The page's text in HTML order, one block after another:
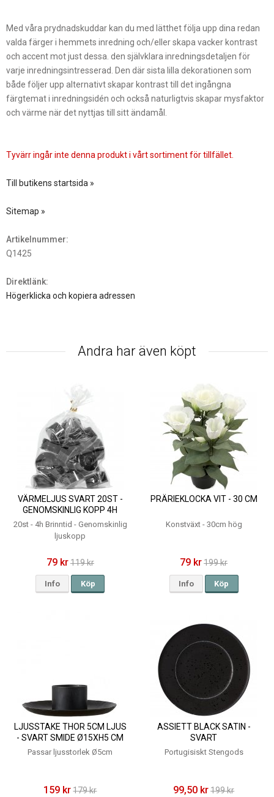
Med våra prydnadskuddar kan du med lätthet följa upp dina redan
valda färger i hemmets inredning och/eller skapa vacker kontrast
och accent mot just dessa. den självklara inredningsdetaljen för
varje inredningsintresserad. Den där sista lilla dekorationen som
både följer upp alternativt skapar kontrast till det ingångna
färgtemat i inredningsidén och också naturligtvis skapar mysfaktor
och värme när det nyttjas till sitt ändamål.
Tyvärr ingår inte denna produkt i vårt sortiment för tillfället.
Till butikens startsida »
Sitemap »
Artikelnummer:
Q1425
Direktlänk:
Högerklicka och kopiera adressen
Andra har även köpt
VÄRMELJUS SVART 20ST -
GENOMSKINLIG KOPP 4H
20st - 4h Brinntid - Genomskinlig
ljuskopp
79 kr119 kr
Info Köp
PRÄRIEKLOCKA VIT - 30 CM
Konstväxt - 30cm hög
79 kr199 kr
Info Köp
LJUSSTAKE THOR 5CM LJUS
- SVART SMIDE Ø15XH5 CM
Passar ljusstorlek Ø5cm
159 kr 179 kr
ASSIETT BLACK SATIN -
SVART
Portugisiskt Stengods
99,50 kr199 kr